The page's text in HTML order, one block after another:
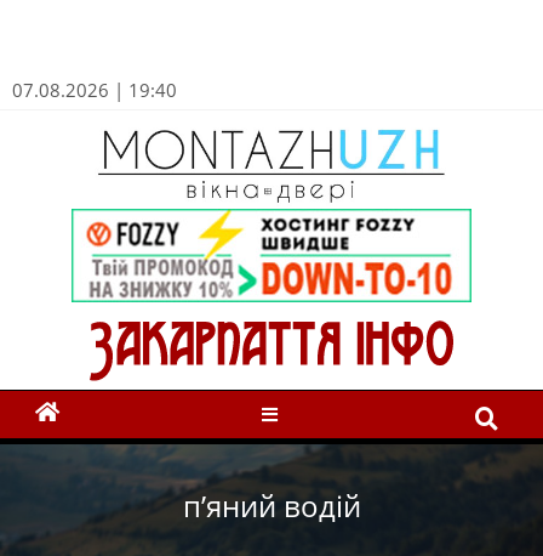
07.08.2026 | 19:40
п’яний водій